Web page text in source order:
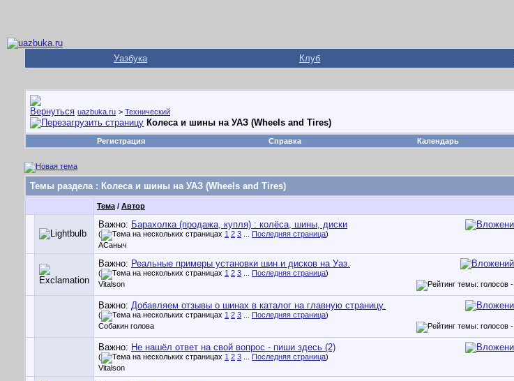
Уазбука Клуб
uazbuka.ru > Технический
Колеса и шины на УАЗ (Wheels and Tires)
Регистрация Справка Календарь
Темы раздела: Колеса и шины на УАЗ (Wheels and Tires)
Тема / Автор
Важно: Барахолка (продажа, купля) : колёса, шины, диски
( 1 2 3 Последняя страница)
АСаныч
Важно: Реальные примеры установки шин и дисков на Уаз.
( 1 2 3 Последняя страница)
Vitalson
Важно: Добавляем отзывы о шинах в каталог на главную страницу.
( 1 2 3 Последняя страница)
Собакин голова
Важно: Не нашёл ответ на свой вопрос - пиши здесь (2)
( 1 2 3 Последняя страница)
Vitalson